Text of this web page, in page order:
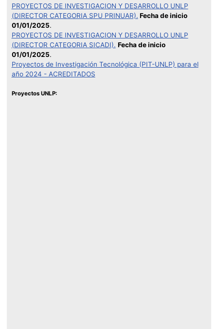
PROYECTOS DE INVESTIGACION Y DESARROLLO UNLP
(DIRECTOR CATEGORIA SPU PRINUAR). Fecha de inicio
01/01/2025.
PROYECTOS DE INVESTIGACION Y DESARROLLO UNLP
(DIRECTOR CATEGORIA SICADI). Fecha de inicio
01/01/2025.
Proyectos de Investigación Tecnológica (PIT-UNLP) para el
año 2024 - ACREDITADOS
Proyectos UNLP: